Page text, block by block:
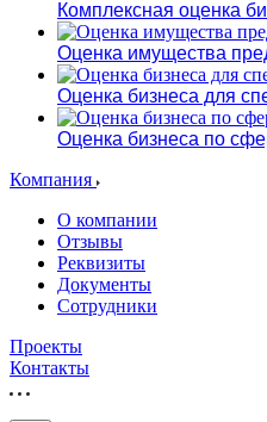
Комплексная оценка
Оценка имущества
Оценка бизнеса для
Оценка бизнеса по
Компания
О компании
Отзывы
Реквизиты
Документы
Сотрудники
Проекты
Контакты